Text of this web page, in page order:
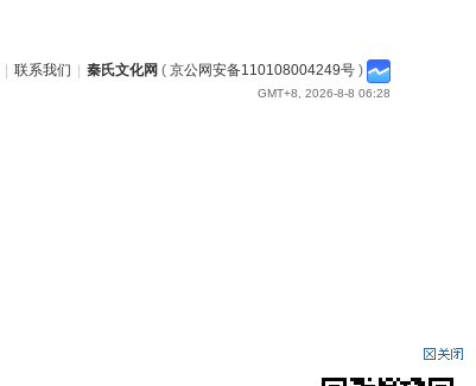
联系我们 秦氏文化网 ( 京公网安备110108004249号 )
GMT+8, 2026-8-8 06:28